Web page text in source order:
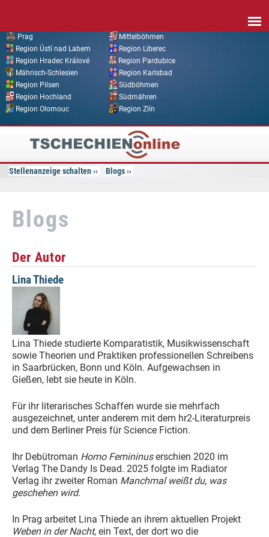
Prag
Mittelböhmen
Region Ústí nad Labem
Region Liberec
Region Hradec Králové
Region Pardubice
Mährisch-Schlesien
Region Karlsbad
Region Pilsen
Südböhmen
Region Hochland
Südmähren
Region Olomouc
Region Zlín
Tschechien
Online
Stellenanzeige schalten Blogs
Blogs
Der Autor
Lina Thiede
Lina Thiede studierte Komparatistik, Musikwissenschaft
sowie Theorien und Praktiken professionellen Schreibens
in Saarbrücken, Bonn und Köln. Aufgewachsen in
Gießen, lebt sie heute in Köln.
Für ihr literarisches Schaffen wurde sie mehrfach
ausgezeichnet, unter anderem mit dem hr2-Literaturpreis
und dem Berliner Preis für Science Fiction.
Ihr Debütroman Homo Femininuserschien 2020 im
Verlag The Dandy Is Dead. 2025 folgte im Radiator
Verlag ihr zweiter Roman Manchmal weißt du, was
geschehen wird.
In Prag arbeitet Lina Thiede an ihrem aktuellen Projekt
Weben in der Nacht, ein Text, der dort wo die